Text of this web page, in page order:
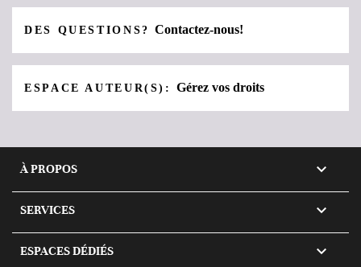
DES QUESTIONS?Contactez-nous!
ESPACE AUTEUR(S):Gérez vos droits
À PROPOS 
SERVICES 
ESPACES DÉDIÉS 